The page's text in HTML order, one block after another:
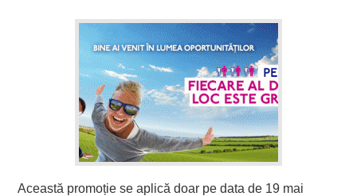
Această promoție se aplică doar pe data de 19 mai